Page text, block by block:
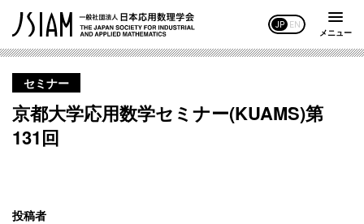
JP EN
メニュー
セミナー
京都大学応用数学セミナー(KUAMS)第
131回
投稿者